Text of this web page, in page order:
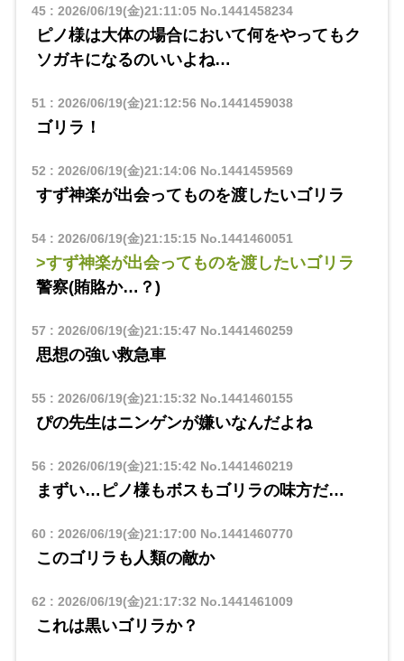
45: 2026/06/19(金)21:11:05No.1441458234
ピノ様は大体の場合において何をやってもク
ソガキになるのいいよね…
51: 2026/06/19(金)21:12:56 No.1441459038
ゴリラ！
52 : 2026/06/19(金)21:14:06 No.1441459569
すず神楽が出会ってものを渡したいゴリラ
54: 2026/06/19(金)21:15:15No.1441460051
>すず神楽が出会ってものを渡したいゴリラ
警察(賄賂か…？)
57 : 2026/06/19(金)21:15:47 No.1441460259
思想の強い救急車
55: 2026/06/19(金)21:15:32 No.1441460155
ぴの先生はニンゲンが嫌いなんだよね
56 : 2026/06/19(金)21:15:42 No.1441460219
まずい…ピノ様もボスもゴリラの味方だ…
60 : 2026/06/19(金)21:17:00 No.1441460770
このゴリラも人類の敵か
62 : 2026/06/19(金)21:17:32 No.1441461009
これは黒いゴリラか？